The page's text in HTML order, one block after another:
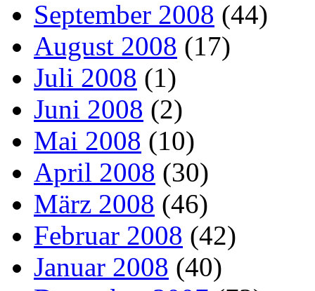
September 2008 (44)
August 2008 (17)
Juli 2008 (1)
Juni 2008 (2)
Mai 2008 (10)
April 2008 (30)
März 2008 (46)
Februar 2008 (42)
Januar 2008 (40)